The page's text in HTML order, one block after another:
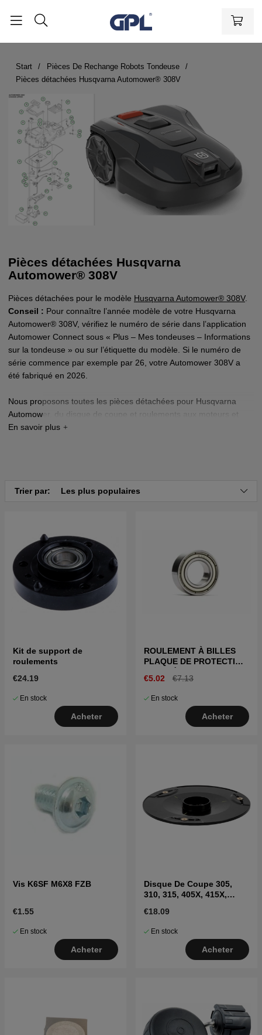
Start
Pièces De Rechange Robots Tondeuse
Pièces détachées Husqvarna Automower® 308V
Pièces détachées Husqvarna
Automower® 308V
Pièces détachées pour le modèle Husqvarna Automower® 308V.
Conseil : Pour connaître l’année modèle de votre Husqvarna
Automower® 308V, vérifiez le numéro de série dans l’application
Automower Connect sous « Plus – Mes tondeuses – Informations
sur la tondeuse » ou sur l’étiquette du modèle. Si le numéro de
série commence par exemple par 26, votre Automower 308V a
été fabriqué en 2026.
Nous proposons toutes les pièces détachées pour Husqvarna
Automower, du disque de coupe et roulements aux moteurs et
cartes électroniques.
Trier par: Les plus populaires
Kit de support de
roulements
€24.19
En stock
Acheter
ROULEMENT À BILLES
PLAQUE DE PROTECTION
€5.02 €7.13
En stock
Acheter
Vis K6SF M6X8 FZB
€1.55
En stock
Acheter
Disque De Coupe 305,
310, 315, 405X, 415X,
€18.09
En stock
Acheter